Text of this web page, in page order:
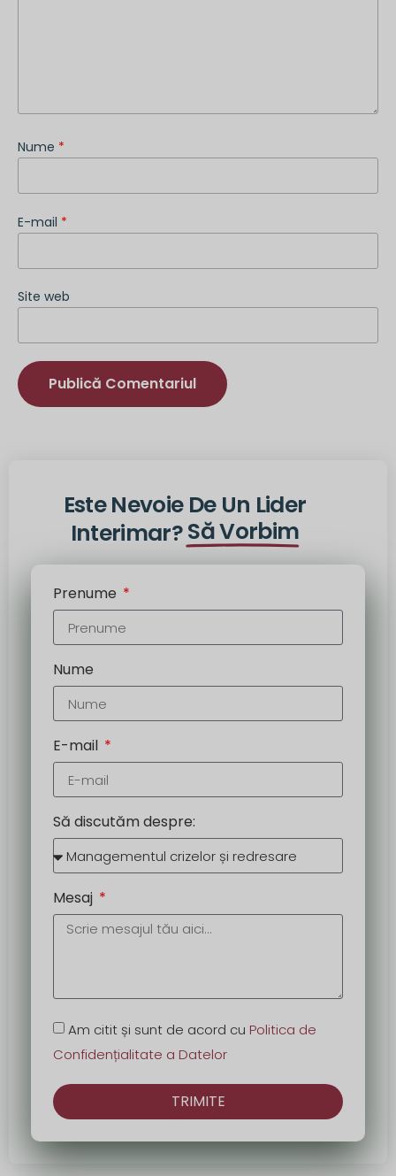
Nume *
E-mail *
Site web
Este Nevoie De Un Lider
Interimar?Să Vorbim
Prenume
Nume
E-mail
Să discutăm despre:
Mesaj
Am citit și sunt de acord cu Politica de
Confidențialitate a Datelor
TRIMITE